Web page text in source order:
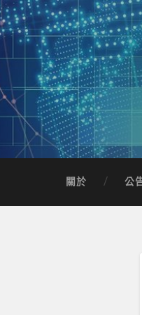
Skip
to
content
Search
Academia-
關於 公